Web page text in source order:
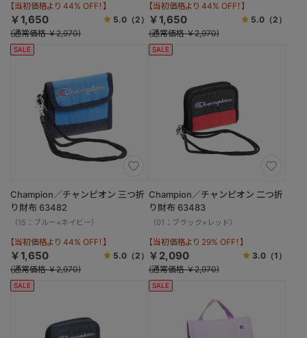
【当初価格より 44% OFF！】
￥1,650 5.0（2）
(通常価格 ￥2,970)
【当初価格より 44% OFF！】
￥1,650 5.0 （2）
(通常価格 ￥2,970)
SALE
Champion／チャンピオン 三つ折
り財布 63482
（15：ブルー×ネイビー）
【当初価格より 44% OFF！】
￥1,650 5.0（2）
(通常価格 ￥2,970)
SALE
Champion／チャンピオン 二つ折
り財布 63483
（01：ブラック×レッド）
【当初価格より 29% OFF！】
￥2,090 3.0 （1）
(通常価格 ￥2,970)
SALE SALE